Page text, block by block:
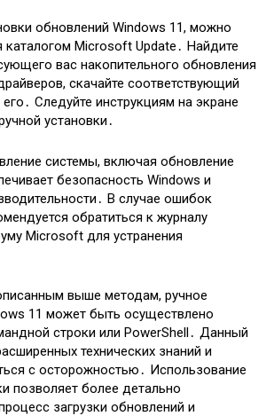
обновлений Windows 11, можно
каталогом Microsoft Update․ Найдите
вас накопительного обновления
скачайте соответствующий
Следуйте инструкциям на экране
установки․
системы, включая обновление
безопасность Windows и
В случае ошибок
обратиться к журналу
Microsoft для устранения
выше методам, ручное
11 может быть осуществлено
строки или PowerShell․ Данный
технических знаний и
с осторожностью․ Использование
позволяет более детально
загрузки обновлений и